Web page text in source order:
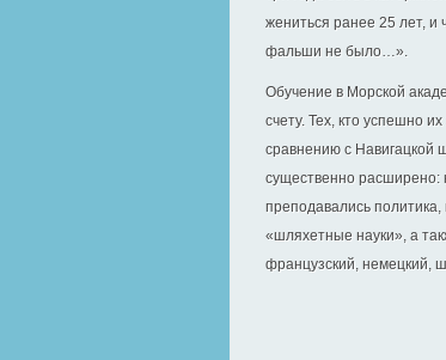
жениться ранее 25 лет, и
фальши не было…».
Обучение в Морской
счету. Тех, кто успешно
сравнению с Навигацкой
существенно расширено:
преподавались политика,
«шляхетные науки», а
французский, немецкий,